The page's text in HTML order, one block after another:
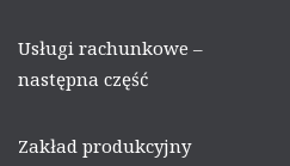
Usługi rachunkowe –
następna część
Zakład produkcyjny